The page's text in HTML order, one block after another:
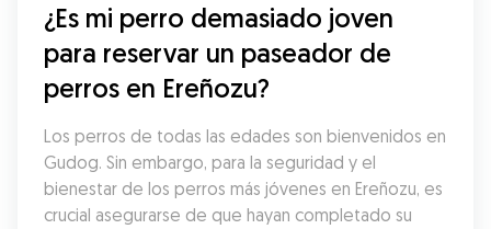
¿Es mi perro demasiado joven
para reservar un paseador de
perros en Ereñozu?
Los perros de todas las edades son bienvenidos en
Gudog. Sin embargo, para la seguridad y el
bienestar de los perros más jóvenes en Ereñozu, es
crucial asegurarse de que hayan completado su